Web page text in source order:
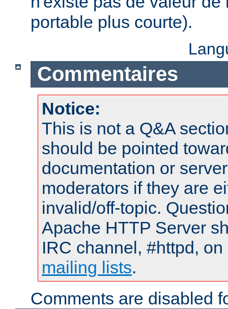
portable plus courte).
Commentaires
Notice:
This is not a Q&A
should be pointed
documentation or
moderators if they are
invalid/off-topic.
Apache HTTP Server
IRC channel, #httpd,
mailing lists.
Comments are disabled